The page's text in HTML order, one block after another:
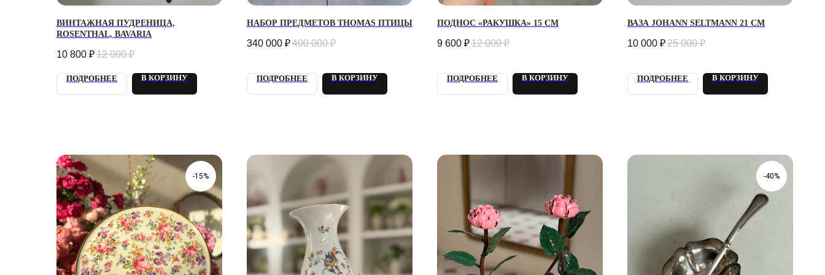
ВИНТАЖНАЯ ПУДРЕНИЦА,
ROSENTHAL, BAVARIA
10 800 ₽12 000 ₽
ПОДРОБНЕЕ В КОРЗИНУ
НАБОР ПРЕДМЕТОВ THOMAS ПТИЦЫ
340 000 ₽400 000 ₽
ПОДРОБНЕЕ В КОРЗИНУ
ПОДНОС «РАКУШКА» 15 СМ
9 600 ₽12 000 ₽
ПОДРОБНЕЕ В КОРЗИНУ
ВАЗА JOHANN SELTMANN 21 СМ
10 000 ₽25 000 ₽
ПОДРОБНЕЕ В КОРЗИНУ
-15% -40%